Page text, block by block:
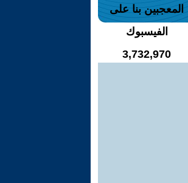
المعجبين بنا على
الفيسبوك
3,732,970